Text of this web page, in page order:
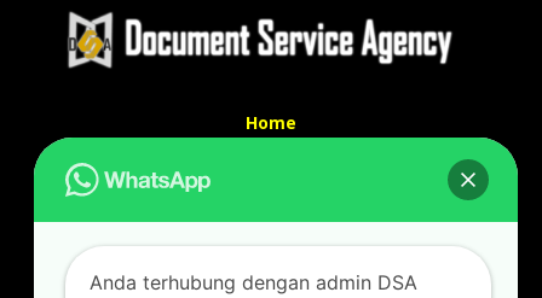
Home
Kontak kami
Anda terhubung dengan admin DSA